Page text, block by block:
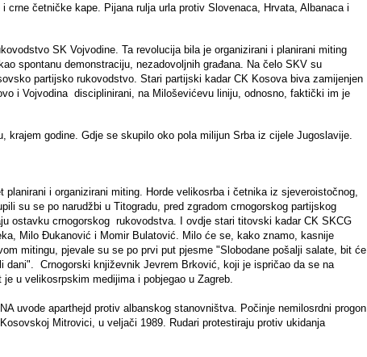
četničke kape. Pijana rulja urla protiv Slovenaca, Hrvata, Albanaca i
SK Vojvodine. Ta revolucija bila je organizirani i planirani miting
spontanu demonstraciju, nezadovoljnih građana. Na čelo SKV su
partijsko rukovodstvo. Stari partijski kadar CK Kosova biva zamijenjen
i Vojvodina disciplinirani, na Miloševićevu liniju, odnosno, faktički im je
godine. Gdje se skupilo oko pola milijun Srba iz cijele Jugoslavije.
i organizirani miting. Horde velikosrba i četnika iz sjeveroistočnog,
su se po narudžbi u Titogradu, pred zgradom crnogorskog partijskog
ostavku crnogorskog rukovodstva. I ovdje stari titovski kadar CK SKCG
Milo Đukanović i Momir Bulatović. Milo će se, kako znamo, kasnije
mitingu, pjevale su se po prvi put pjesme "Slobodane pošalji salate, bit će
Crnogorski književnik Jevrem Brković, koji je ispričao da se na
u velikosrpskim medijima i pobjegao u Zagreb.
uvode aparthejd protiv albanskog stanovništva. Počinje nemilosrdni progon
Mitrovici, u veljači 1989. Rudari protestiraju protiv ukidanja